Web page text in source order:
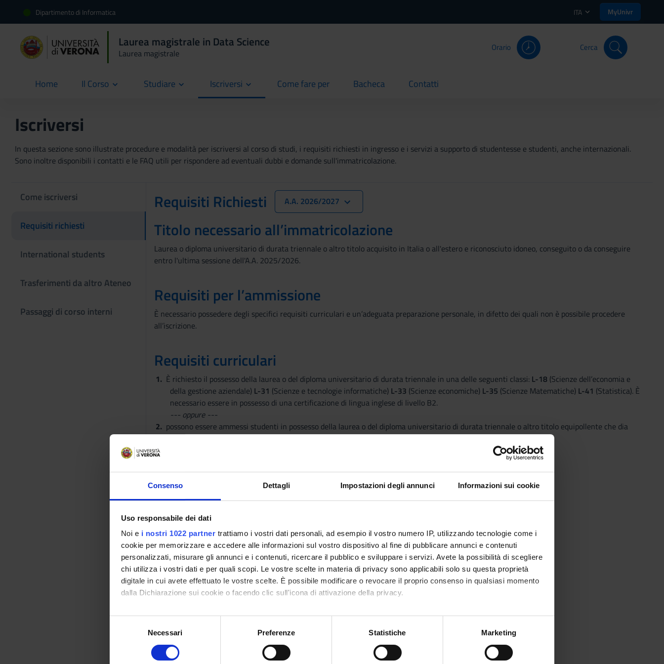
Consenso Dettagli Impostazioni degli annunci Informazioni sui cookie
Uso responsabile dei dati
Noi e i nostri 1022 partner trattiamo i vostri dati personali, ad esempio il vostro numero IP, utilizzando tecnologie come i
cookie per memorizzare e accedere alle informazioni sul vostro dispositivo al fine di pubblicare annunci e contenuti
personalizzati, misurare gli annunci e i contenuti, ricercare il pubblico e sviluppare i servizi. Avete la possibilità di scegliere
chi utilizza i vostri dati e per quali scopi. Le vostre scelte in materia di privacy sono applicabili solo su questa proprietà
digitale in cui avete effettuato le vostre scelte. È possibile modificare o revocare il proprio consenso in qualsiasi momento
dalla Dichiarazione sui cookie o facendo clic sull'icona di attivazione della privacy.
Con il tuo consenso, vorremmo anche:
raccogliere informazioni sulla tua posizione geografica, con un'approssimazione di qualche metro,
digitali).
Necessari Preferenze Statistiche Marketing
Dipartimento di Informatica ITA MyUnivr
Laurea magistrale in Data Science
Laurea magistrale
Orario Cerca
Home
current Il Corso Studiare Iscriversi Come fare per
current Bacheca
current Contatti
current
Iscriversi
In questa sezione sono illustrate procedure e modalità per iscriversi al corso di studi, i requisiti richiesti in ingresso e i servizi a supporto di studentesse e studenti, anche internazionali.
Sono inoltre disponibili i contatti e le FAQ utili per rispondere ad eventuali dubbi e domande sull'immatricolazione.
Come iscriversi
Requisiti richiesti
International students
Trasferimenti da altro Ateneo
Passaggi di corso interni
Requisiti Richiesti A.A. 2026/2027
Titolo necessario all’immatricolazione
Laurea o diploma universitario di durata triennale o altro titolo acquisito in Italia o all'estero e riconosciuto idoneo, conseguito o da conseguire
entro l'ultima sessione dell'A.A. 2025/2026.
Requisiti per l’ammissione
È necessario possedere degli specifici requisiti curriculari e un’adeguata preparazione personale, in difetto dei quali non è possibile procedere
all’iscrizione.
Requisiti curriculari
È richiesto il possesso della laurea o del diploma universitario di durata triennale in una delle seguenti classi: L-18(Scienze dell’economia e
della gestione aziendale) L-31 (Scienze e tecnologie informatiche) L-33 (Scienze economiche) L-35 (Scienze Matematiche) L-41 (Statistica). È
necessario essere in possesso di una certificazione di lingua inglese di livello B2.
--- oppure ---
possono essere ammessi studenti in possesso della laurea o del diploma universitario di durata triennale o altro titolo equipollente che dia
competenze nelle discipline di seguito elencate:
c) discipline ingegneristiche
* Area 01 [Scienze matematiche e informatiche]
* Area 02 [Scienze Fisiche]
* Area 09 [Ingegneria industriale e dell’informazione]
* Area 13 [Scienze economiche e statistiche]
di cui almeno 18 CFU in uno o più SSD come di seguito riportato:
MAT/01, MAT/02, MAT/03, MAT/04, MAT/05, MAT/06, MAT/07, MAT/08, MAT/09
INF/01;
SECS-S/01, SECS-S/02, SECS-S/03, SECS-S/04, SECS-S/05, SECS-S/06